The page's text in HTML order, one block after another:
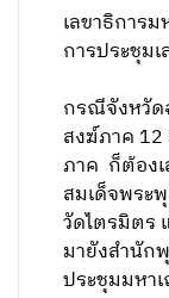
เลขาธิการ
การประชุม
กรณีจังหวัด
สงฆ์ภาค 12
ภาค ก็ต้อง
สมเด็จพระ
วัดไตรมิตร
มายังสำนัก
ประชุมมหา